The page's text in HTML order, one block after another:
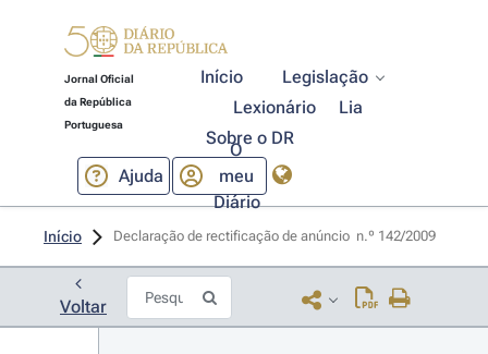
Jornal Oficial
da República
Portuguesa
Início
Legislação
Lexionário
Lia
Sobre o DR
Ajuda
O
meu
Diário
Início Declaração de rectificação de anúncio  n.º 142/2009
Voltar